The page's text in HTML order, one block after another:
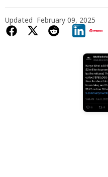
Updated February 09, 2025